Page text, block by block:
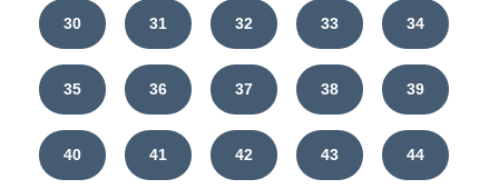
30 31 32 33 34
35 36 37 38 39
40 41 42 43 44